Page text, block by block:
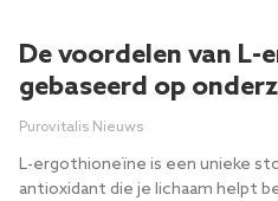
De voordelen van L-
gebaseerd op
Purovitalis Nieuws
L-ergothioneïne is een unieke
antioxidant die je lichaam helpt